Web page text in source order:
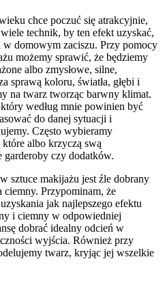
chce poczuć się atrakcyjnie,
technik, by ten efekt uzyskać,
domowym zaciszu. Przy pomocy
możemy sprawić, że będziemy
albo zmysłowe, silne,
sprawą koloru, światła, głębi i
na twarz tworząc barwny klimat.
według mnie powinien być
do danej sytuacji i
Często wybieramy
albo krzyczą swą
garderoby czy dodatków.
sztuce makijażu jest źle dobrany
ciemny. Przypominam, że
jak najlepszego efektu
i ciemny w odpowiedniej
dobrać idealny odcień w
wyjścia. Również przy
twarz, kryjąc jej wszelkie